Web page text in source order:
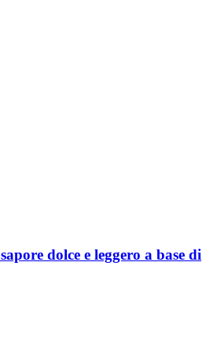
dolce e leggero a base di